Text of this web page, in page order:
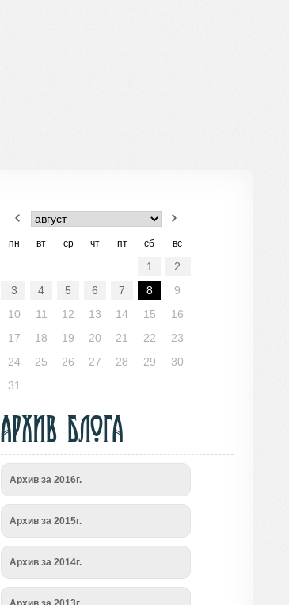
пн вт ср чт пт сб вс
1
2
3
4 5 6 7 8
9
10
11 12 13 14 15
16
17
18 19 20 21 22
23
24
25 26 27 28 29
30
31
Архив блога
Архив за 2016г.
Архив за 2015г.
Архив за 2014г.